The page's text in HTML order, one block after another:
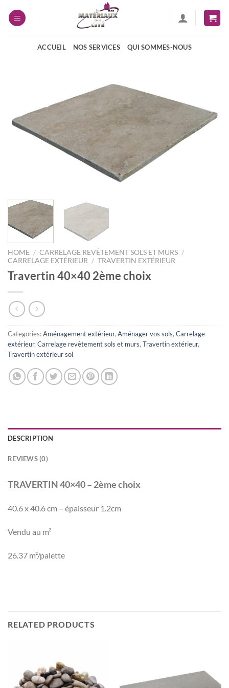
ACCUEIL NOS SERVICES QUI SOMMES-NOUS
HOME / CARRELAGE REVÊTEMENT SOLS ET MURS /
CARRELAGE EXTÉRIEUR / TRAVERTIN EXTÉRIEUR
Travertin 40×40 2ème choix
Categories:Aménagement extérieur, Aménager vos sols, Carrelage
extérieur, Carrelage revêtement sols et murs, Travertin extérieur,
Travertin extérieur sol
DESCRIPTION
REVIEWS (0)
TRAVERTIN 40×40 – 2èmechoix
40.6 x 40.6 cm – épaisseur 1.2cm
Vendu au m²
26.37 m²/palette
RELATED PRODUCTS